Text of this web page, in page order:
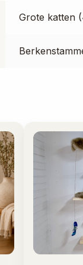
Grote katten